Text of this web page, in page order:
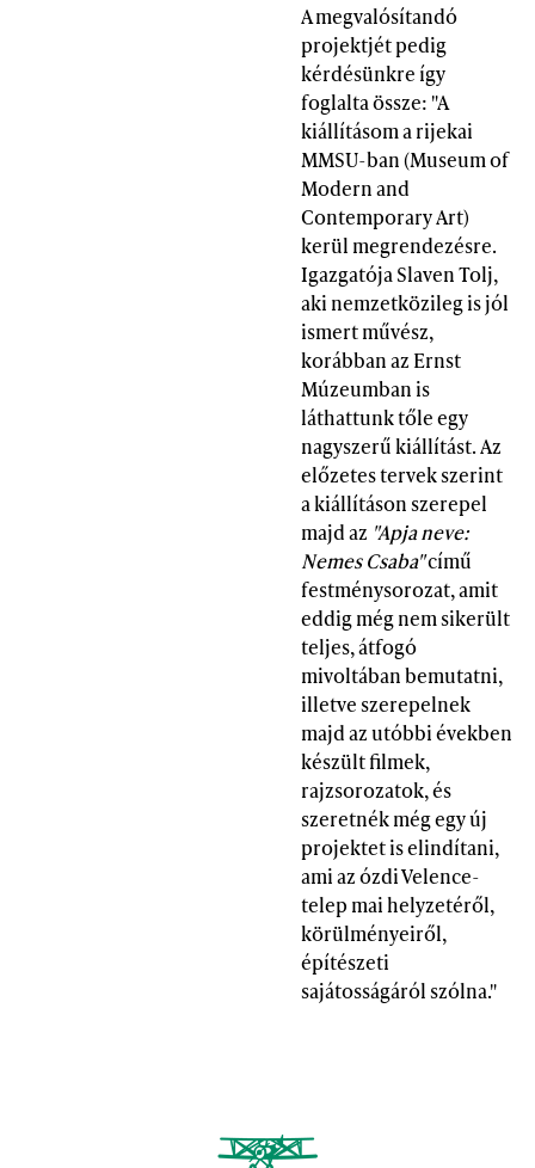
A megvalósítandó
projektjét pedig
kérdésünkre így
foglalta össze: "A
kiállításom a rijekai
MMSU-ban (Museum of
Modern and
Contemporary Art)
kerül megrendezésre.
Igazgatója Slaven Tolj,
aki nemzetközileg is jól
ismert művész,
korábban az Ernst
Múzeumban is
láthattunk tőle egy
nagyszerű kiállítást. Az
előzetes tervek szerint
a kiállításon szerepel
majd az "Apja neve:
Nemes Csaba"című
festménysorozat, amit
eddig még nem sikerült
teljes, átfogó
mivoltában bemutatni,
illetve szerepelnek
majd az utóbbi években
készült filmek,
rajzsorozatok, és
szeretnék még egy új
projektet is elindítani,
ami az ózdi Velence-
telep mai helyzetéről,
körülményeiről,
építészeti
sajátosságáról szólna."